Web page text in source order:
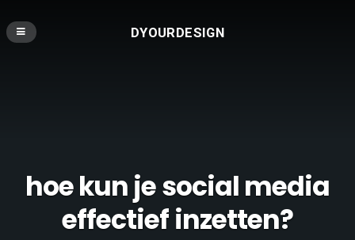
DYOURDESIGN
hoe kun je social media
effectief inzetten?